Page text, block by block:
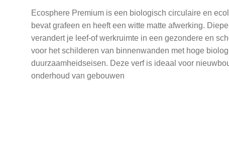
Ecosphere Premium is een biologisch circulaire en
bevat grafeen en heeft een witte matte afwerking.
verandert je leef-of werkruimte in een gezondere en
voor het schilderen van binnenwanden met hoge
duurzaamheidseisen. Deze verf is ideaal voor
onderhoud van gebouwen